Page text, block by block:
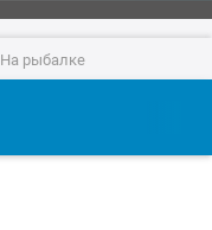
На рыбалке